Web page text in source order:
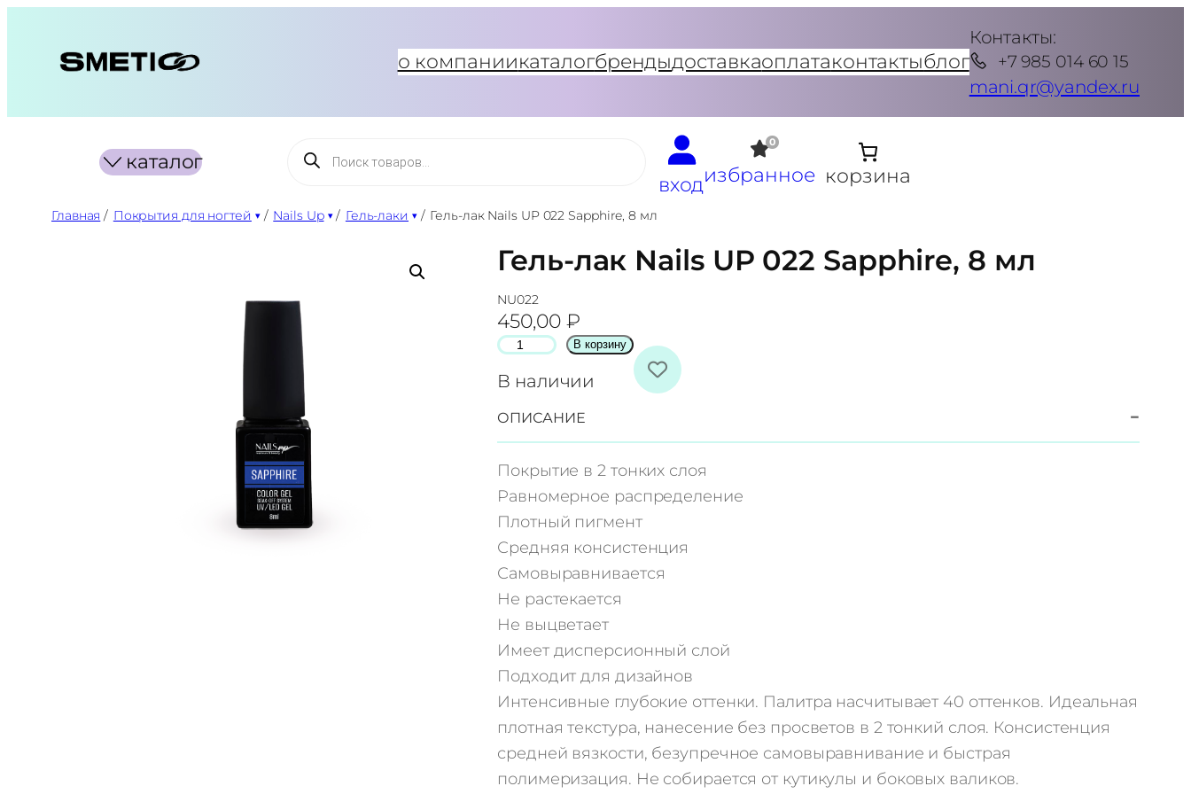
содержимому
о компаниикаталогбрендыдоставкаоплатаконтактыблог
Контакты:
+7 985 014 60 15
mani.qr@yandex.ru
каталог
Поиск
товаров
вход
0
избранное корзина
Главная / Покрытия для ногтей / Nails Up / Гель-лаки / Гель-лак Nails UP 022 Sapphire, 8 мл
Гель-лак Nails UP 022 Sapphire, 8 мл
NU022
450,00 ₽
В наличии
К
о
и
е
с
т
в
о
т
о
в
а
р
а
Г
В корзину
ОПИСАНИЕ −
Покрытие в 2 тонких слоя
Равномерное распределение
Плотный пигмент
Средняя консистенция
Самовыравнивается
Не растекается
Не выцветает
Имеет дисперсионный слой
Подходит для дизайнов
Интенсивные глубокие оттенки. Палитра насчитывает 40 оттенков. Идеальная
плотная текстура, нанесение без просветов в 2 тонкий слоя. Консистенция
средней вязкости, безупречное самовыравнивание и быстрая
полимеризация. Не собирается от кутикулы и боковых валиков.